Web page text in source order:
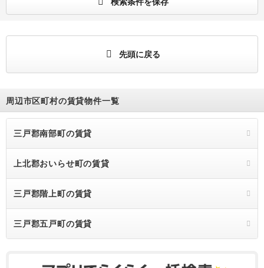
先頭に戻る
周辺市区町村の賃貸物件一覧
三戸郡南部町の賃貸
上北郡おいらせ町の賃貸
三戸郡階上町の賃貸
三戸郡五戸町の賃貸